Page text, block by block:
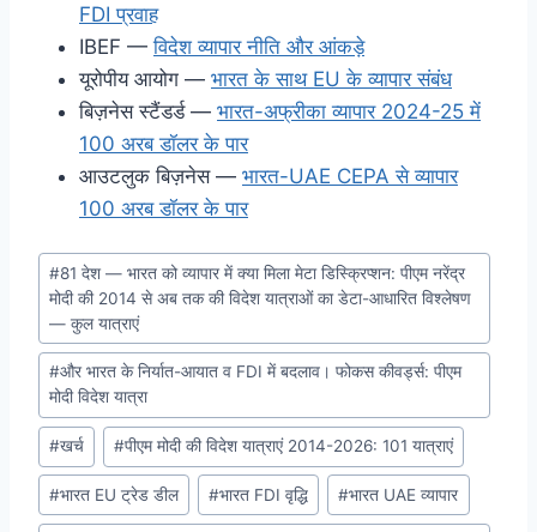
FDI प्रवाह
IBEF —विदेश व्यापार नीति और आंकड़े
यूरोपीय आयोग — भारत के साथ EU के व्यापार संबंध
बिज़नेस स्टैंडर्ड — भारत-अफ्रीका व्यापार 2024-25 में
100 अरब डॉलर के पार
आउटलुक बिज़नेस — भारत-UAE CEPA से व्यापार
100 अरब डॉलर के पार
Post
Tags:
#81 देश — भारत को व्यापार में क्या मिला मेटा डिस्क्रिप्शन: पीएम नरेंद्र
मोदी की 2014 से अब तक की विदेश यात्राओं का डेटा-आधारित विश्लेषण
— कुल यात्राएं
#और भारत के निर्यात-आयात व FDI में बदलाव। फोकस कीवर्ड्स: पीएम
मोदी विदेश यात्रा
#खर्च #पीएम मोदी की विदेश यात्राएं 2014-2026: 101 यात्राएं
#भारत EU ट्रेड डील #भारत FDI वृद्धि #भारत UAE व्यापार